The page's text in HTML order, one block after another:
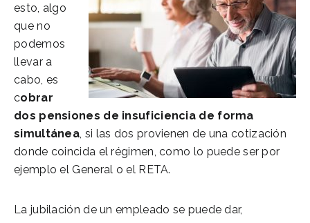
esto, algo
que no
podemos
llevar a
cabo, es
cobrar
dos pensiones de insuficiencia de forma
simultánea, si las dos provienen de una cotización
donde coincida el régimen, como lo puede ser por
ejemplo el General o el RETA.
La jubilación de un empleado se puede dar,